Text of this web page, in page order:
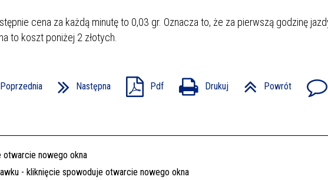
cena za każdą minutę to 0,03 gr. Oznacza to, że za pierwszą godzinę
to koszt poniżej 2 złotych.
Poprzednia Następna Pdf Drukuj Powrót